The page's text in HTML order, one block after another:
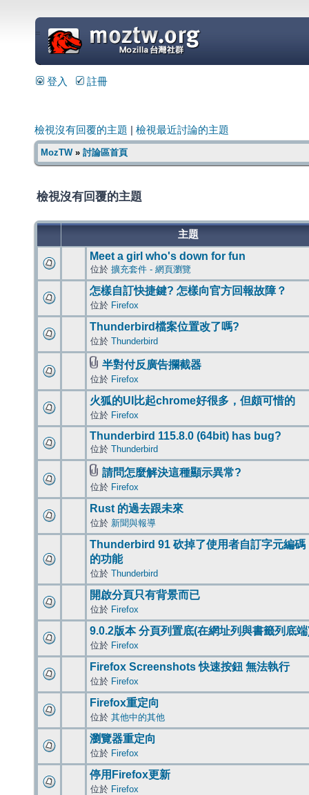
=
登入 註冊
檢視沒有回覆的主題 檢視最近討論的主題
MozTW» 討論區首頁
檢視沒有回覆的主題
主題
Meet a girl who's down for fun
位於 擴充套件 - 網頁瀏覽
怎樣自訂快捷鍵? 怎樣向官方回報故障？
位於 Firefox
Thunderbird檔案位置改了嗎?
位於 Thunderbird
半對付反廣告攔截器
位於 Firefox
火狐的UI比起chrome好很多，但頗可惜的
位於 Firefox
Thunderbird 115.8.0 (64bit) has bug?
位於 Thunderbird
請問怎麼解決這種顯示異常?
位於 Firefox
Rust 的過去跟未來
位於 新聞與報導
Thunderbird 91 砍掉了使用者自訂字元編碼
的功能
位於 Thunderbird
開啟分頁只有背景而已
位於 Firefox
9.0.2版本 分頁列置底(在網址列與書籤列底
位於 Firefox
Firefox Screenshots 快速按鈕 無法執行
位於 Firefox
Firefox重定向
位於 其他中的其他
瀏覽器重定向
位於 Firefox
停用Firefox更新
位於 Firefox